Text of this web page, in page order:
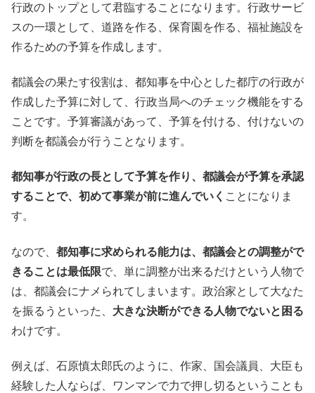
行政のトップとして君臨することになります。行政サービ
スの一環として、道路を作る、保育園を作る、福祉施設を
作るための予算を作成します。
都議会の果たす役割は、都知事を中心とした都庁の行政が
作成した予算に対して、行政当局へのチェック機能をする
ことです。予算審議があって、予算を付ける、付けないの
判断を都議会が行うことなります。
都知事が行政の長として予算を作り、都議会が予算を承認
することで、初めて事業が前に進んでいく ことになりま
す。
なので、 都知事に求められる能力は、都議会との調整がで
きることは最低限で、単に調整が出来るだけという人物で
は、都議会にナメられてしまいます。政治家として大なた
を振るうといった、 大きな決断ができる人物でないと困る
わけです。
例えば、石原慎太郎氏のように、作家、国会議員、大臣も
経験した人ならば、ワンマンで力で押し切るということも